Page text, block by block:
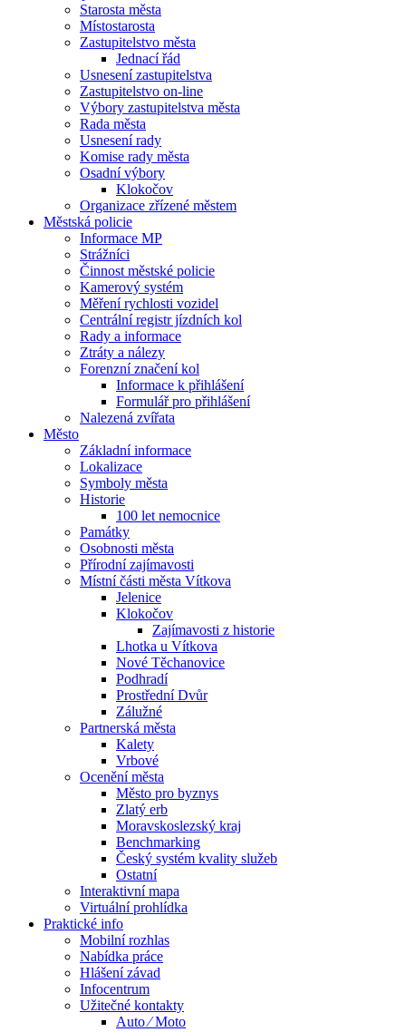
Starosta města
Místostarosta
Zastupitelstvo města
Jednací řád
Usnesení zastupitelstva
Zastupitelstvo on-line
Výbory zastupitelstva města
Rada města
Usnesení rady
Komise rady města
Osadní výbory
Klokočov
Organizace zřízené městem
Městská policie
Informace MP
Strážníci
Činnost městské policie
Kamerový systém
Měření rychlosti vozidel
Centrální registr jízdních kol
Rady a informace
Ztráty a nálezy
Forenzní značení kol
Informace k přihlášení
Formulář pro přihlášení
Nalezená zvířata
Město
Základní informace
Lokalizace
Symboly města
Historie
100 let nemocnice
Památky
Osobnosti města
Přírodní zajímavosti
Místní části města Vítkova
Jelenice
Klokočov
Zajímavosti z historie
Lhotka u Vítkova
Nové Těchanovice
Podhradí
Prostřední Dvůr
Zálužné
Partnerská města
Kalety
Vrbové
Ocenění města
Město pro byznys
Zlatý erb
Moravskoslezský kraj
Benchmarking
Český systém kvality služeb
Ostatní
Interaktivní mapa
Virtuální prohlídka
Praktické info
Mobilní rozhlas
Nabídka práce
Hlášení závad
Infocentrum
Užitečné kontakty
Auto ⁄ Moto